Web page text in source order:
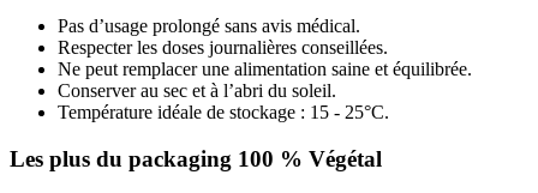
Pas d’usage prolongé sans avis médical.
Respecter les doses journalières conseillées.
Ne peut remplacer une alimentation saine et équilibrée.
Conserver au sec et à l’abri du soleil.
Température idéale de stockage : 15 - 25°C.
Les plus du packaging 100 % Végétal